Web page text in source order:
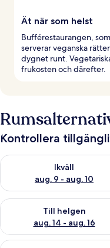
Ät när som helst
Bufférestaurangen,
serverar veganska
dygnet runt.
frukosten och därefter.
Kontrollera
Ikväll
aug. 9 - aug. 10
Kontrollera
Till helgen
aug. 14 - aug. 16
Kontrollera